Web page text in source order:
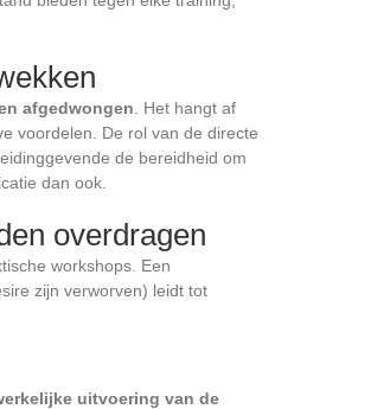
afgedwongen . Het hangt af
voordelen. De rol van de directe
de bereidheid om
dan ook.
overdragen
workshops. Een
zijn verworven) leidt tot
uitvoering van de